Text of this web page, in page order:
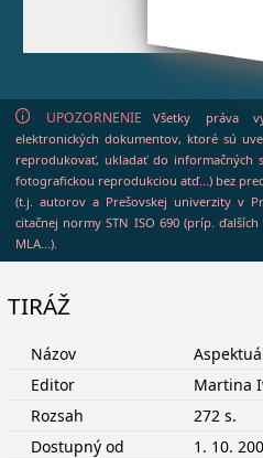
UPOZORNENIE
Všetky práva
elektronických dokumentov, ktoré sú
reprodukovať, ukladať do informačných
fotografickou reprodukciou atď...) bez
(t.j. autorov a Prešovskej univerzity v
citačnej normy STN ISO 690 (príp.
MLA...).
TIRÁŽ
Názov
Editor
Martina
Rozsah
272 s.
Dostupný od
1. 10.